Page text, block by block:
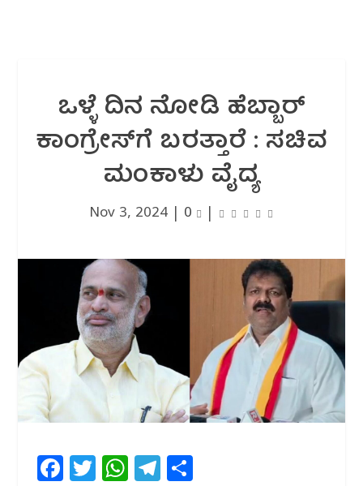
ಒಳ್ಳೆ ದಿನ ನೋಡಿ ಹೆಬ್ಬಾರ್
ಕಾಂಗ್ರೇಸ್‌ಗೆ ಬರತ್ತಾರೆ : ಸಚಿವ
ಮಂಕಾಳು ವೈದ್ಯ
Nov 3, 2024| 0
F T W T